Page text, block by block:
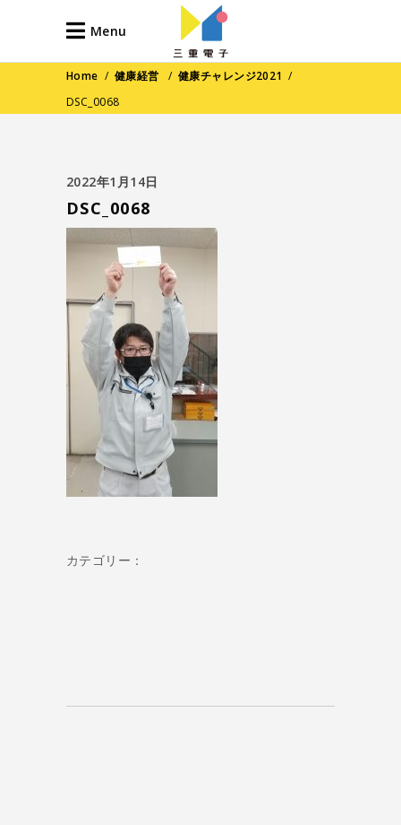
Menu
Home / 健康経営 /健康チャレンジ2021 /
DSC_0068
2022年1月14日
DSC_0068
カテゴリー：